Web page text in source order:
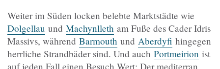
Weiter im Süden locken belebte Marktstädte wie
Dolgellau und Machynlleth am Fuße des Cader Idris
Massivs, während Barmouth und Aberdyfi hingegen
herrliche Strandbäder sind. Und auch Portmeirion ist
auf jeden Fall einen Besuch Wert: Der mediterran